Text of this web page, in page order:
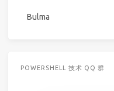
Bulma
POWERSHELL 技术 QQ 群